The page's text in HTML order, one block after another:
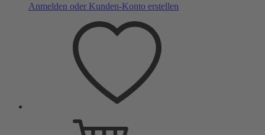
Anmelden oder Kunden-Konto erstellen